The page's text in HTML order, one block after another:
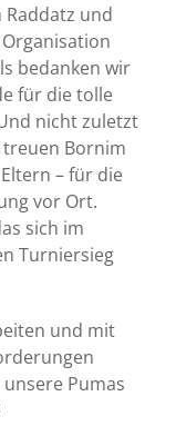
Raddatz und
bedanken wir
für die tolle
nicht zuletzt
treuen Bornim
– für die
vor Ort.
sich im
Turniersieg
und mit
Pumas